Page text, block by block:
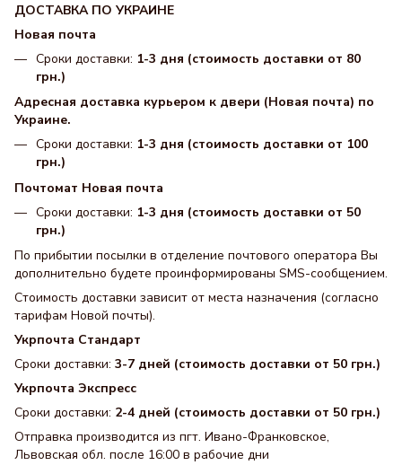
ДОСТАВКА ПО УКРАИНЕ
Новая почта
Сроки доставки: 1-3 дня (стоимость доставки от 80
грн.)
Адресная доставка курьером к двери (Новая почта) по
Украине.
Сроки доставки: 1-3 дня (стоимость доставки от 100
грн.)
Почтомат Новая почта
Сроки доставки: 1-3 дня (стоимость доставки от 50
грн.)
По прибытии посылки в отделение почтового оператора Вы
дополнительно будете проинформированы SMS-сообщением.
Стоимость доставки зависит от места назначения (согласно
тарифам Новой почты).
Укрпочта Стандарт
Сроки доставки: 3-7 дней (стоимость доставки от 50 грн.)
Укрпочта Экспресс
Сроки доставки: 2-4 дней (стоимость доставки от 50 грн.)
Отправка производится из пгт. Ивано-Франковское,
Львовская обл. после 16:00 в рабочие дни